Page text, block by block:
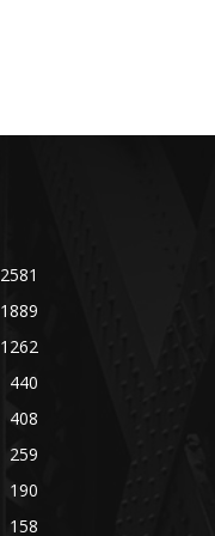
2581
1889
1262
440
408
259
190
158